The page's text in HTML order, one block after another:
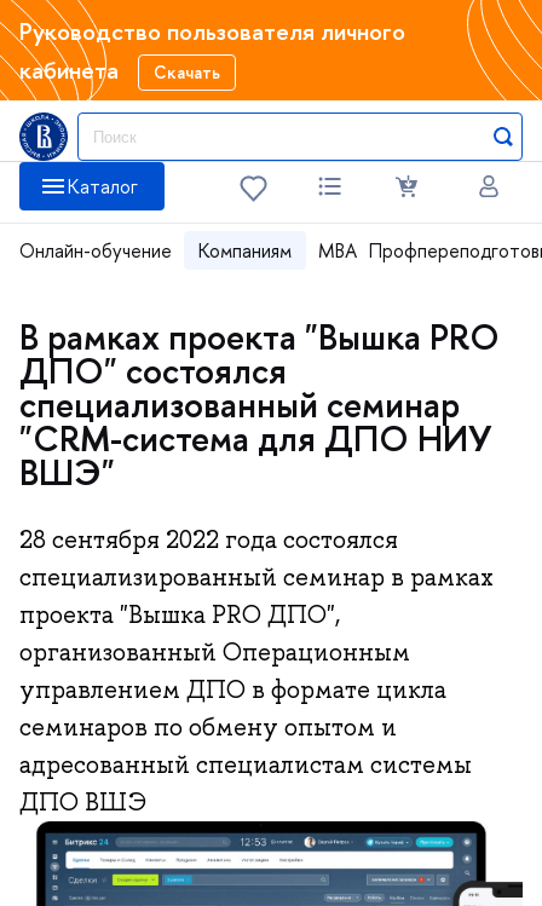
Руководство пользователя личного
кабинета
Скачать
Каталог
Онлайн-обучение Компаниям MBA
В рамках проекта "Вышка PRO
ДПО" состоялся
специализованный семинар
"CRM-система для ДПО НИУ
ВШЭ"
28 сентября 2022 года состоялся
специализированный семинар в рамках
проекта "Вышка PRO ДПО",
организованный Операционным
управлением ДПО в формате цикла
семинаров по обмену опытом и
адресованный специалистам системы
ДПО ВШЭ